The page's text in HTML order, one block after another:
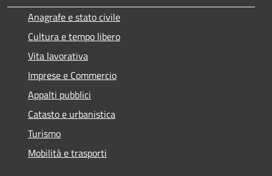
Anagrafe e stato civile
Cultura e tempo libero
Vita lavorativa
Imprese e Commercio
Appalti pubblici
Catasto e urbanistica
Turismo
Mobilità e trasporti